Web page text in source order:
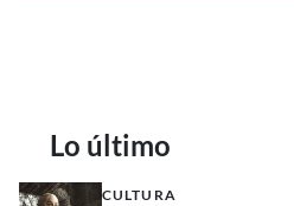
Lo último
CULTURA